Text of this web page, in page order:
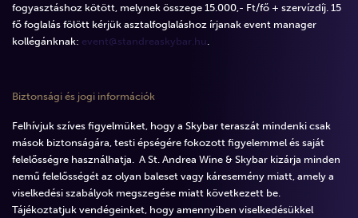
fogyasztáshoz kötött, melynek összege 15.000,- Ft/fő + szervízdíj. 15
fő foglalás fölött kérjük asztalfoglaláshoz írjanak event manager
kollégánknak: event@standreaskybar.hu
Biztonsági és jogi információk
Felhívjuk szíves figyelmüket, hogy a Skybar teraszát mindenki csak
mások biztonságára, testi épségére fokozott figyelemmel és saját
felelősségre használhatja. A St. Andrea Wine & Skybar kizárja minden
nemű felelősségét az olyan baleset vagy káresemény miatt, amely a
viselkedési szabályok megszegése miatt következett be.
Tájékoztatjuk vendégeinket, hogy amennyiben viselkedésükkel